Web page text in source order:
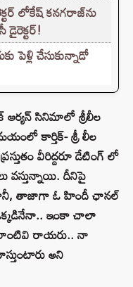
లోకేష్ కనగరాజ్‌ను
పెళ్లి చేసుకున్నాడో
ఆర్యన్ సినిమాలో శ్రీలీల
కార్తిక్- శ్రీ లీల
వీరిద్దరూ డేటింగ్ లో
దీనిపై
కానీ, తాజాగా ఓ హిందీ ఛానల్
ఒక్కడినేనా.. ఇంకా చాలా
రాయరు.. నా
అని